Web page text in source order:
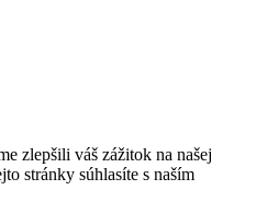
zlepšili váš zážitok na našej
stránky súhlasíte s naším